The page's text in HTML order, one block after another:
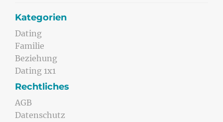
Kategorien
Dating
Familie
Beziehung
Dating 1x1
Rechtliches
AGB
Datenschutz